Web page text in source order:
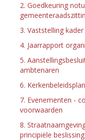
2. Goedkeuring
3. Vaststelling
4. Jaarrapport
5.
ambtenaren
6.
7. Evenementen -
voorwaarden
8.
principiële beslissing